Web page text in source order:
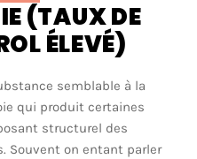
(TAUX DE
ÉLEVÉ)
semblable à la
qui produit certaines
structurel des
Souvent on entant parler